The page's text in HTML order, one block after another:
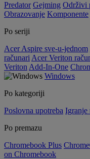
Predator Gejming Održivi
Obrazovanje Komponente
Po seriji
Acer Aspire sve-u-jednom
računari Acer Veriton
Veriton Add-In-One
Windows
Po kategoriji
Poslovna upotreba Igranje
Po premazu
Chromebook Plus
on Chromebook